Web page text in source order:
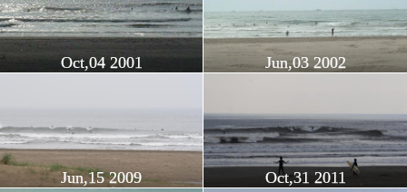
Oct,04 2001 Jun,03 2002
Jun,15 2009 Oct,31 2011